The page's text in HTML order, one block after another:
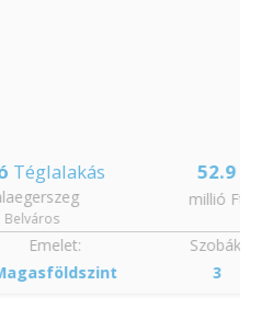
52.9
millió Ft
Szobák:
Emelet: